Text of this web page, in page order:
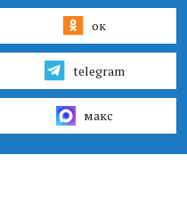
ок
telegram
макс